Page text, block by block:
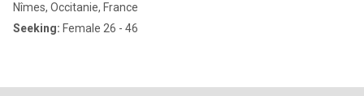
Nîmes, Occitanie, France
Seeking: Female 26 - 46